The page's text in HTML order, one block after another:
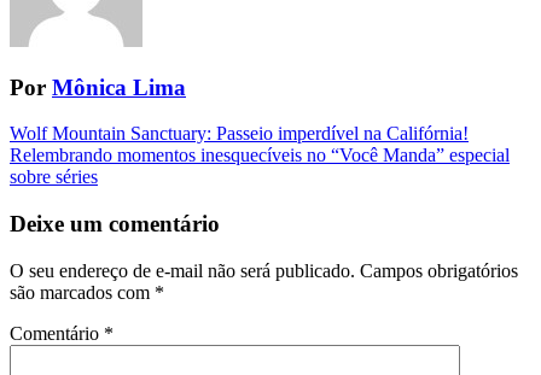
Por Mônica Lima
Navegação
da
Wolf Mountain Sanctuary: Passeio imperdível na Califórnia!
Relembrando momentos inesquecíveis no “Você Manda” especial
sobre séries
Deixe um comentário
O seu endereço de e-mail não será publicado. Campos obrigatórios
são marcados com *
Comentário *